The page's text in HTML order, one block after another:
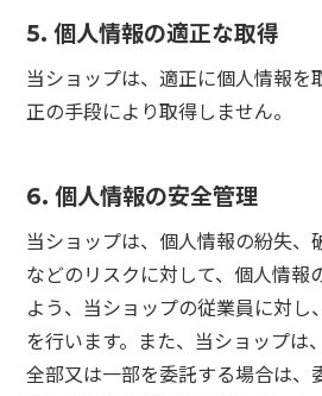
5. 個人情報の適正な取得
当ショップは、適正に個人情報を
正の手段により取得しません。
6. 個人情報の安全管理
当ショップは、個人情報の紛失、
などのリスクに対して、個人情報
よう、当ショップの従業員に対し
を行います。また、当ショップは
全部又は一部を委託する場合は、